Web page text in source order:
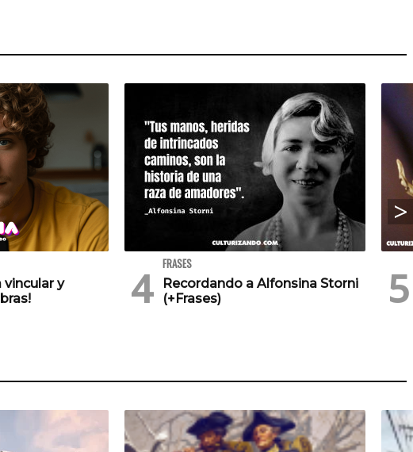
vincular y
FRASES
Recordando a Alfonsina Storni
(+Frases)